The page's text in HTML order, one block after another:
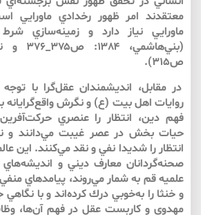
معتقدند امر ظهور رخدادي ماورايي
ماورايي نياز دارد و زمينه‌‌سازي
ص۳۱۵).
در مقابل، انديشمندان عقل‌‌گرا با توجه
روايات اهل بيت (ع) و نگرش
فهم دين، انتظار را عنصري
حيات بخش در عصر غيبت مي‌‌دانند و
انتظار را شديدا نفي و نقد مي‌‌كنند. اين
صحنه‌‌گردانان معارف ديني و انديشه‌‌هاي
علميه قم به شمار مي‌‌روند، پيامدهاي
و خنثا را به‌خوبي درك كرده‌اند و با
مهدوي و كاربست عقل در فهم آن‌ها،